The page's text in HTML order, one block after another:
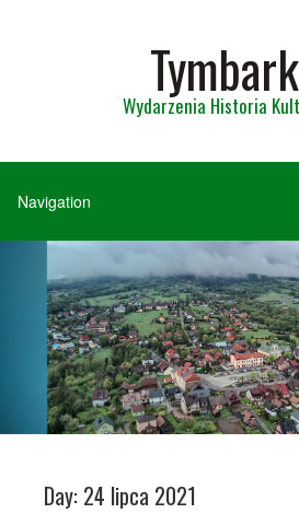
Wydarzenia Historia
Day: 24 lipca 2021